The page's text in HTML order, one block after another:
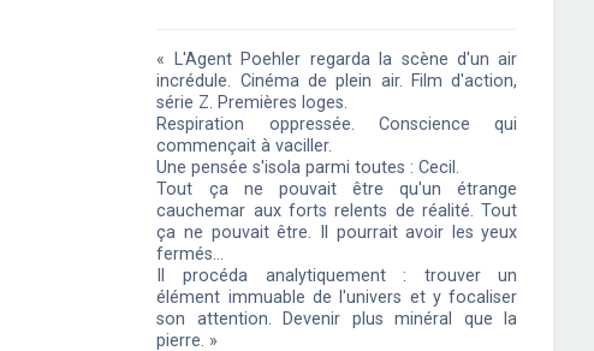
« L'Agent Poehler regarda la scène d'un air
incrédule. Cinéma de plein air. Film d'action,
série Z. Premières loges.
Respiration oppressée. Conscience qui
commençait à vaciller.
Une pensée s'isola parmi toutes : Cecil.
Tout ça ne pouvait être qu'un étrange
cauchemar aux forts relents de réalité. Tout
ça ne pouvait être. Il pourrait avoir les yeux
fermés...
Il procéda analytiquement : trouver un
élément immuable de l'univers et y focaliser
son attention. Devenir plus minéral que la
pierre. »